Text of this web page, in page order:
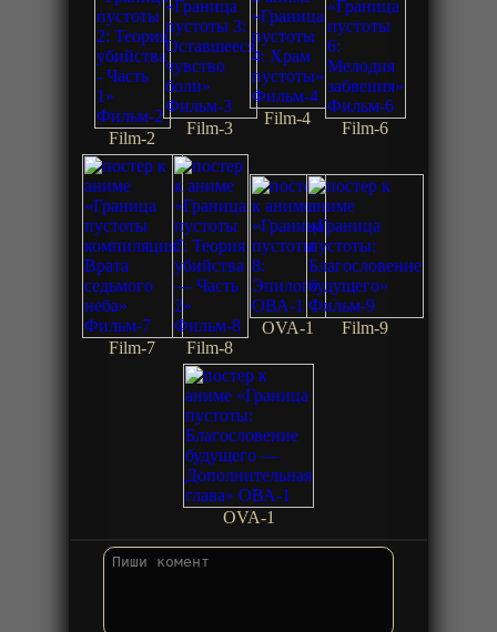
Film-2
Film-3
Film-4
Film-6
Film-7 Film-8
OVA-1 Film-9
OVA-1